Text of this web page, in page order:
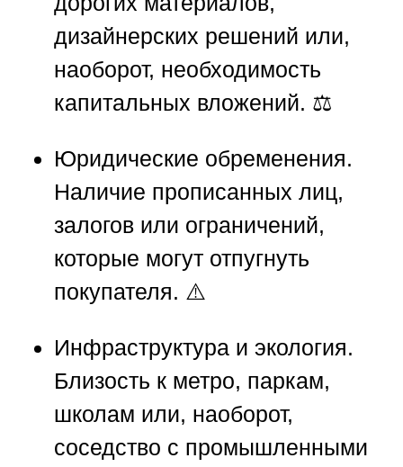
дизайнерских решений или,
наоборот, необходимость
капитальных вложений. ⚖️
Юридические обременения.
Наличие прописанных лиц,
залогов или ограничений,
которые могут отпугнуть
покупателя. ⚠️
Инфраструктура и экология.
Близость к метро, паркам,
школам или, наоборот,
соседство с промышленными